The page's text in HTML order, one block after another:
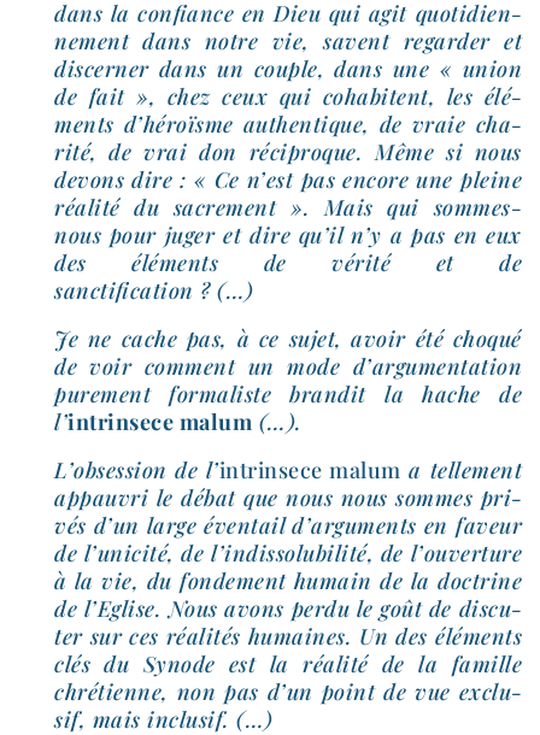
dans la confiance en Dieu qui agit quo­ti­dien­
ne­ment dans notre vie, savent regar­der et
dis­cer­ner dans un couple, dans une « union
de fait », chez ceux qui coha­bitent, les élé­
ments d’héroïsme authen­tique, de vraie cha­
ri­té, de vrai don réci­proque. Même si nous
devons dire : « Ce n’est pas encore une pleine
réa­li­té du sacre­ment ». Mais qui sommes-​
nous pour juger et dire qu’il n’y a pas en eux
des élé­ments de véri­té et de
sanctification ? (…)
Je ne cache pas, à ce sujet, avoir été cho­qué
de voir com­ment un mode d’argumentation
pure­ment for­ma­liste bran­dit la hache de
l’intrin­sece malum (…).
L’obsession de l’intrin­sece malum a tel­le­ment
appau­vri le débat que nous nous sommes pri­
vés d’un large éven­tail d’arguments en faveur
de l’unicité, de l’indissolubilité, de l’ouverture
à la vie, du fon­de­ment humain de la doc­trine
de l’Eglise. Nous avons per­du le goût de dis­cu­
ter sur ces réa­li­tés humaines. Un des élé­ments
clés du Synode est la réa­li­té de la famille
chré­tienne, non pas d’un point de vue exclu­
sif, mais inclusif. (…)